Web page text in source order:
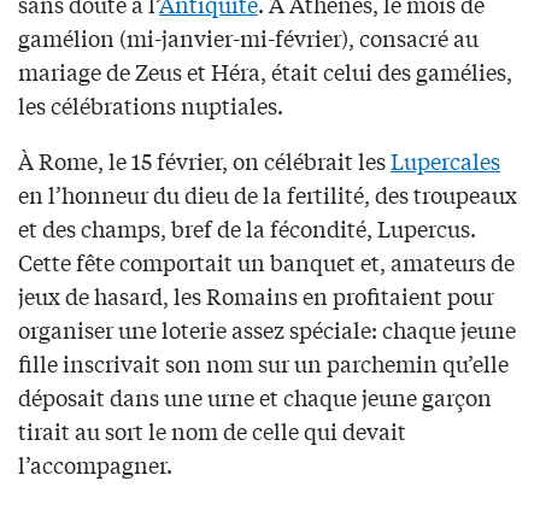
gamélion (mi-janvier-mi-février), consacré au
mariage de Zeus et Héra, était celui des gamélies,
les célébrations nuptiales.
À Rome, le 15 février, on célébrait lesLupercales
en l’honneur du dieu de la fertilité, des troupeaux
et des champs, bref de la fécondité, Lupercus.
Cette fête comportait un banquet et, amateurs de
jeux de hasard, les Romains en profitaient pour
organiser une loterie assez spéciale: chaque jeune
fille inscrivait son nom sur un parchemin qu’elle
déposait dans une urne et chaque jeune garçon
tirait au sort le nom de celle qui devait
l’accompagner.